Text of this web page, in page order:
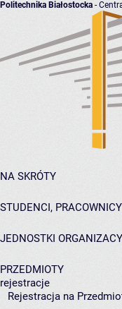
Politechnika Białostocka -
NA SKRÓTY
STUDENCI, PRACOWNICY
JEDNOSTKI
PRZEDMIOTY
rejestracje
Rejestracja na